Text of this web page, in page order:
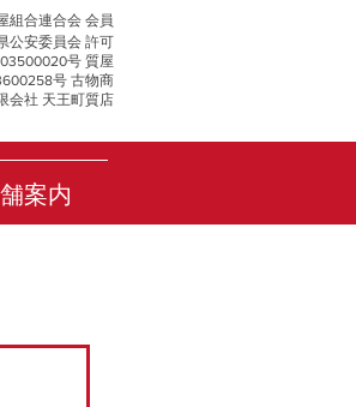
組合連合会 会員
公安委員会 許可
号 質屋
号 古物商
会社 天王町質店
案内